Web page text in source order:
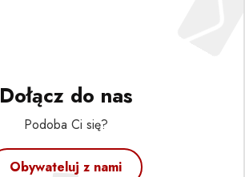
Dołącz do nas
Podoba Ci się?
Obywateluj z nami